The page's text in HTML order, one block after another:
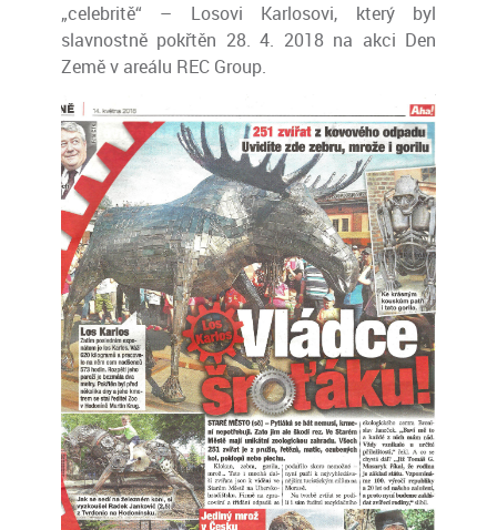
„celebritě“ – Losovi Karlosovi, který byl
slavnostně pokřtěn 28. 4. 2018 na akci Den
Země v areálu REC Group.